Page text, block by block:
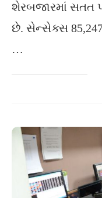
શેરબજારમાં સતત
છે. સેન્સેક્સ
…